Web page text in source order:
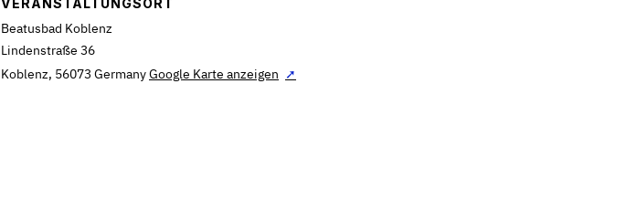
Beatusbad Koblenz
Lindenstraße 36
Koblenz, 56073 GermanyGoogle Karte anzeigen